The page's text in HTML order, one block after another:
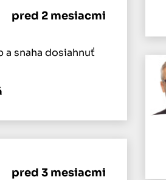
pred 2 mesiacmi
snaha dosiahnuť
pred 3 mesiacmi